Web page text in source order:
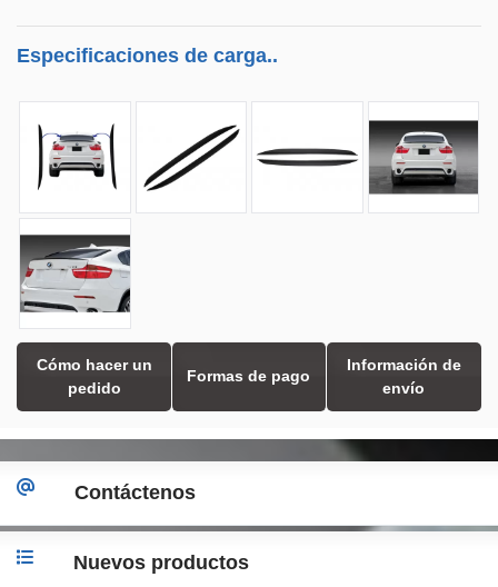
Especificaciones de carga..
Cómo hacer un
pedido
Formas de pago
Información de
envío
Contáctenos
Nuevos productos